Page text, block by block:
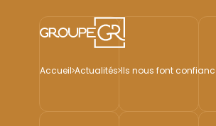
Accueil Actualités Ils nous font